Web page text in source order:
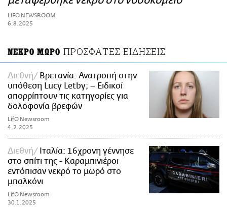
ΑΜΠΑ
PRINT
LIFO NEWSROOM
6.8.2025
ΝΕΚΡΟ ΜΩΡΟ ΠΡΟΣΦΑΤΕΣ ΕΙΔΗΣΕΙΣ
Διεθνή
Βρετανία: Ανατροπή στην
υπόθεση Lucy Letby; – Ειδικοί
απορρίπτουν τις κατηγορίες για
δολοφονία βρεφών
LifO Newsroom
4.2.2025
Διεθνή
Ιταλία: 16χρονη γέννησε
στο σπίτι της - Καραμπινιέροι
εντόπισαν νεκρό το μωρό στο
μπαλκόνι
LifO Newsroom
30.1.2025